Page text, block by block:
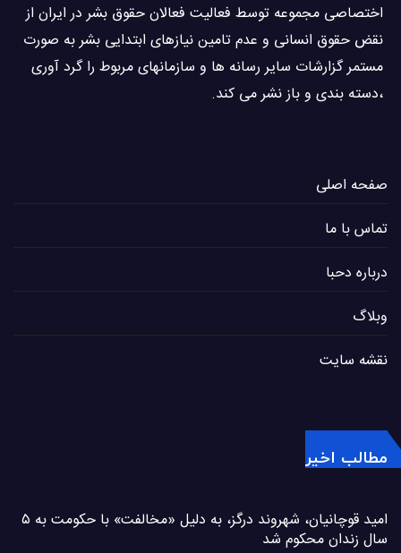
اختصاصی مجموعه توسط فعاليت فعالان حقوق بشر در ایران از
نقض حقوق انسانی و عدم تامین نیازهای ابتدایی بشر به صورت
مستمر گزارشات سایر رسانه ها و سازمانهای مربوط را گرد آوری
،دسته بندی و باز نشر می كند.
صفحه اصلی
تماس با ما
درباره دحبا
وبلاگ
نقشه سایت
مطالب اخیر
امید قوچانیان، شهروند درگز، به دلیل «مخالفت» با حکومت به ۵
سال زندان محکوم شد